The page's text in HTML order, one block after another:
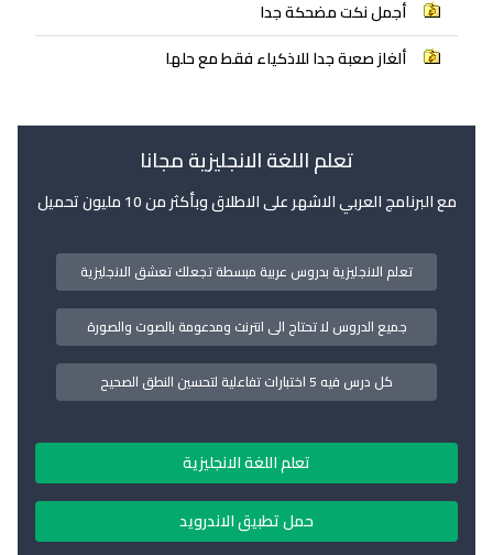
أجمل نكت مضحكة جدا
ألغاز صعبة جدا للاذكياء فقط مع حلها
تعلم اللغة الانجليزية مجانا
مع البرنامج العربي الاشهر على الاطلاق وبأكثر من 10 مليون تحميل
تعلم الانجليزية بدروس عربية مبسطة تجعلك تعشق الانجليزية
جميع الدروس لا تحتاج الى انترنت ومدعومة بالصوت والصورة
كل درس فيه 5 اختبارات تفاعلية لتحسين النطق الصحيح
تعلم اللغة الانجليزية
حمل تطبيق الاندرويد